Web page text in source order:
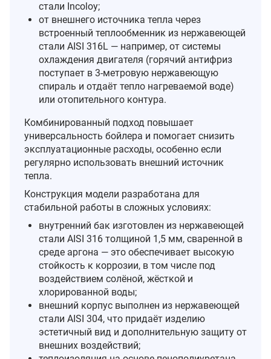
стали Incoloy;
от внешнего источника тепла через
встроенный теплообменник из нержавеющей
стали AISI 316L — например, от системы
охлаждения двигателя (горячий антифриз
поступает в 3‑метровую нержавеющую
спираль и отдаёт тепло нагреваемой воде)
или отопительного контура.
Комбинированный подход повышает
универсальность бойлера и помогает снизить
эксплуатационные расходы, особенно если
регулярно использовать внешний источник
тепла.
Конструкция модели разработана для
стабильной работы в сложных условиях:
внутренний бак изготовлен из нержавеющей
стали AISI 316 толщиной 1,5 мм, сваренной в
среде аргона — это обеспечивает высокую
стойкость к коррозии, в том числе под
воздействием солёной, жёсткой и
хлорированной воды;
внешний корпус выполнен из нержавеющей
стали AISI 304, что придаёт изделию
эстетичный вид и дополнительную защиту от
внешних воздействий;